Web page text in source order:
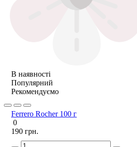
В наявності
Популярний
Рекомендуємо
Ferrero Rocher 100 г
0
190 грн.